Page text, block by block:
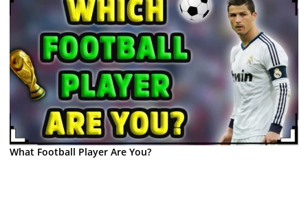
What Football Player Are You?